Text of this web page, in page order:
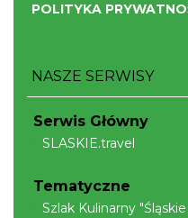
POLITYKA
NASZE SERWISY
Serwis Główny
SLASKIE.travel
Tematyczne
Szlak Kulinarny